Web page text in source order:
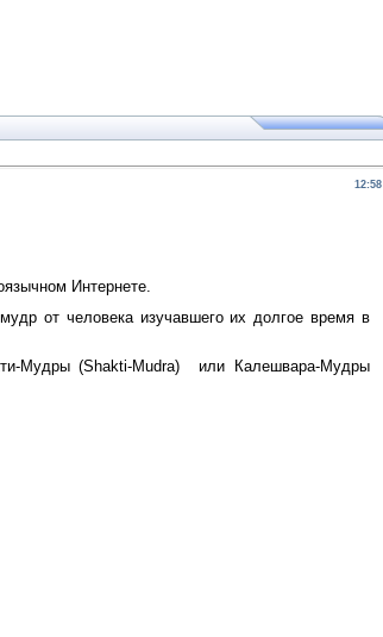
12:58
Интернете.
от человека изучавшего их долгое время в
Мудры (Shakti-Mudra) или Калешвара-Мудры